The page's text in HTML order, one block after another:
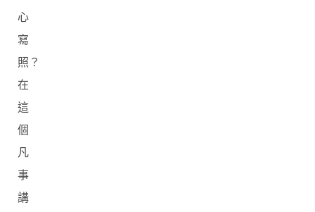
心
寫
照？
在
這
個
凡
事
講